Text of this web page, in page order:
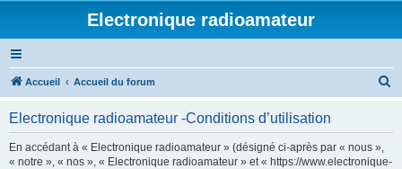
Electronique radioamateur
Accueil Accueil du forum
Electronique radioamateur -Conditions d’utilisation
En accédant à « Electronique radioamateur » (désigné ci-après par « nous »,
« notre », « nos », « Electronique radioamateur » et « https://www.electronique-